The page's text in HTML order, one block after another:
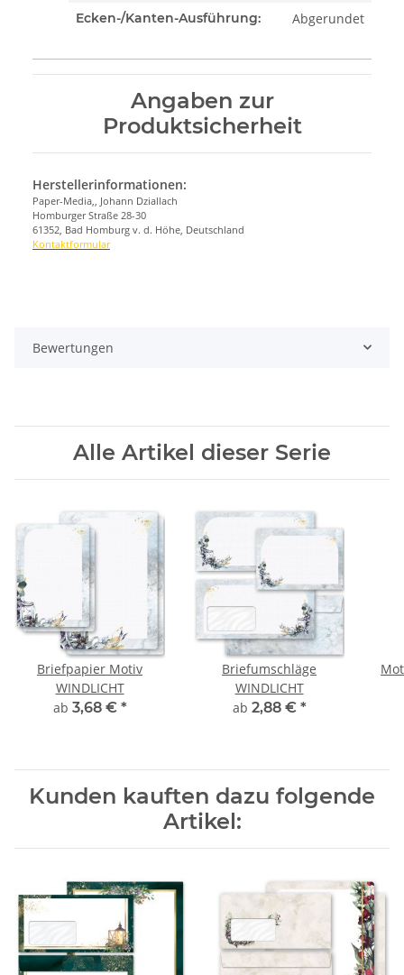
Ecken-/Kanten-Ausführung: Abgerundet
Angaben zur
Produktsicherheit
Herstellerinformationen:
Paper-Media,, Johann Dziallach
Homburger Straße 28-30
61352, Bad Homburg v. d. Höhe, Deutschland
Kontaktformular
Bewertungen
Alle Artikel dieser Serie
Briefpapier Motiv
WINDLICHT
ab 3,68 € *
Briefumschläge
WINDLICHT
ab 2,88 € *
Kunden kauften dazu folgende
Artikel: